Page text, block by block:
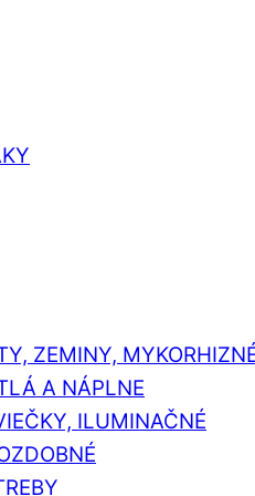
ZEMINY,
A NÁPLNE
ILUMINAČNÉ